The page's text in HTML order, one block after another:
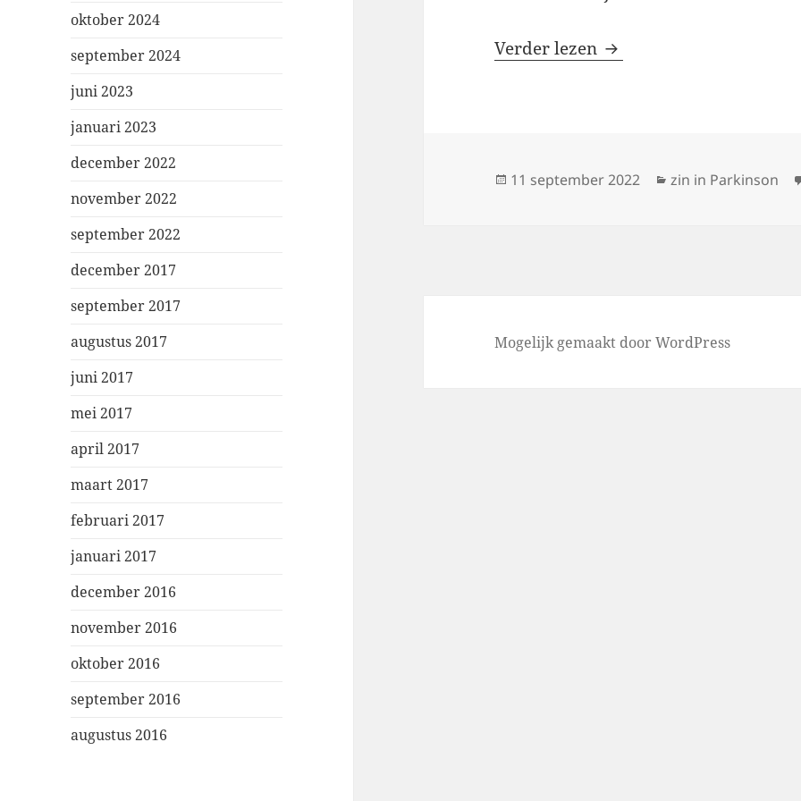
oktober 2024
september 2024
juni 2023
januari 2023
december 2022
november 2022
september 2022
december 2017
september 2017
augustus 2017
juni 2017
mei 2017
april 2017
maart 2017
februari 2017
januari 2017
december 2016
november 2016
oktober 2016
september 2016
augustus 2016
Verder lezen Even voorstellen,
Geplaatst
11 september 2022 Categorieën
zin in Parkinson
Mogelijk gemaakt door WordPress